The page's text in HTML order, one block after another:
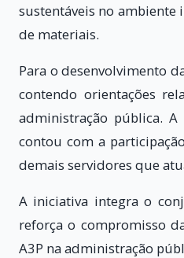
sustentáveis no ambiente
de materiais.
Para o desenvolvimento
contendo orientações
administração pública.
contou com a
demais servidores que
A iniciativa integra o
reforça o compromisso
A3P na administração